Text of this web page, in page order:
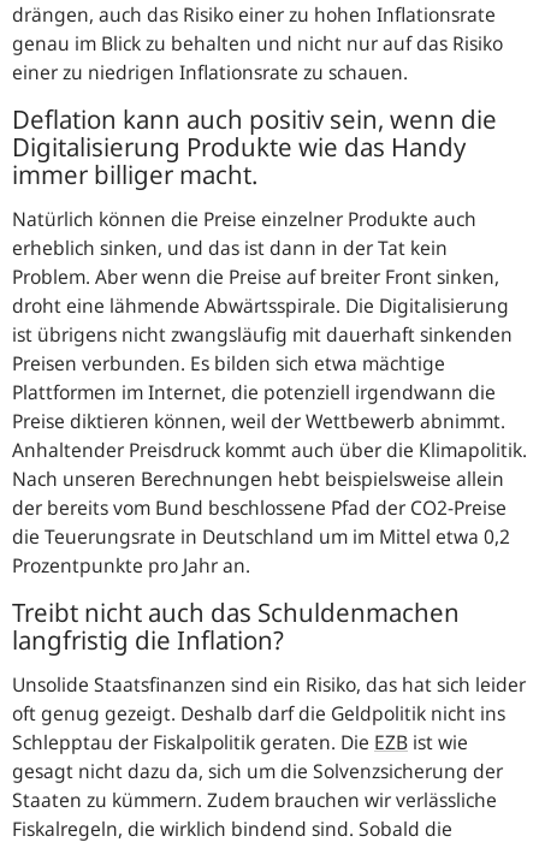
drängen, auch das Risiko einer zu hohen Inflationsrate
genau im Blick zu behalten und nicht nur auf das Risiko
einer zu niedrigen Inflationsrate zu schauen.
Deflation kann auch positiv sein, wenn die
Digitalisierung Produkte wie das Handy
immer billiger macht.
Natürlich können die Preise einzelner Produkte auch
erheblich sinken, und das ist dann in der Tat kein
Problem. Aber wenn die Preise auf breiter Front sinken,
droht eine lähmende Abwärtsspirale. Die Digitalisierung
ist übrigens nicht zwangsläufig mit dauerhaft sinkenden
Preisen verbunden. Es bilden sich etwa mächtige
Plattformen im Internet, die potenziell irgendwann die
Preise diktieren können, weil der Wettbewerb abnimmt.
Anhaltender Preisdruck kommt auch über die Klimapolitik.
Nach unseren Berechnungen hebt beispielsweise allein
der bereits vom Bund beschlossene Pfad der CO2-Preise
die Teuerungsrate in Deutschland um im Mittel etwa 0,2
Prozentpunkte pro Jahr an.
Treibt nicht auch das Schuldenmachen
langfristig die Inflation?
Unsolide Staatsfinanzen sind ein Risiko, das hat sich leider
oft genug gezeigt. Deshalb darf die Geldpolitik nicht ins
Schlepptau der Fiskalpolitik geraten. Die EZB ist wie
gesagt nicht dazu da, sich um die Solvenzsicherung der
Staaten zu kümmern. Zudem brauchen wir verlässliche
Fiskalregeln, die wirklich bindend sind. Sobald die